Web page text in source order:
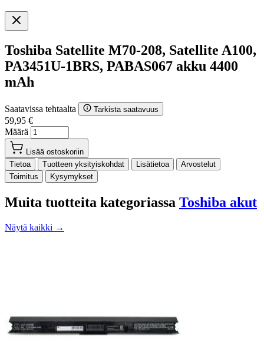
Toshiba Satellite M70-208, Satellite A100,
PA3451U-1BRS, PABAS067 akku 4400
mAh
Saatavissa tehtaalta Tarkista saatavuus
59,95 €
Määrä
Lisää ostoskoriin
Tietoa
Tuotteen yksityiskohdat Lisätietoa
Arvostelut
Toimitus
Kysymykset
Muita tuotteita kategoriassa Toshiba akut
Näytä kaikki →